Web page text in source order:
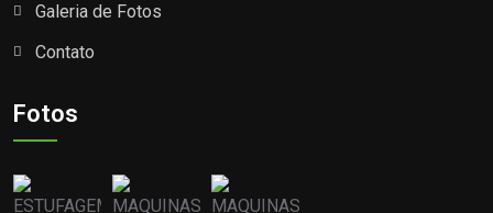
Galeria de Fotos
Contato
Fotos